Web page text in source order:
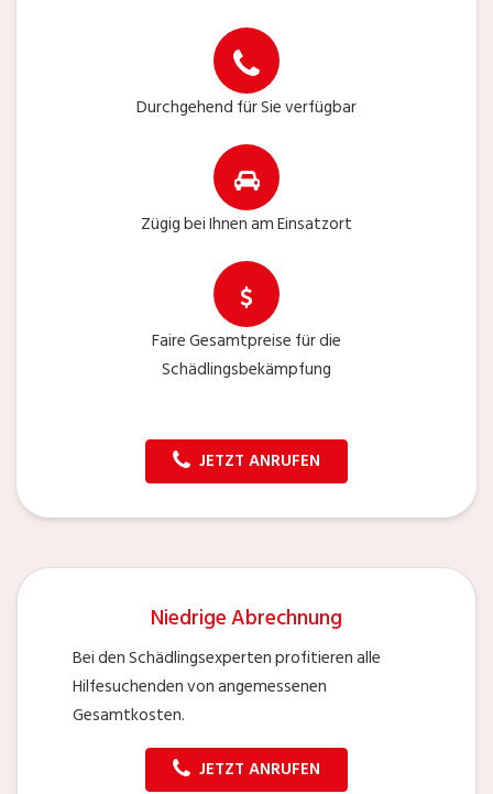
Durchgehend für Sie verfügbar
Zügig bei Ihnen am Einsatzort
Faire Gesamtpreise für die
Schädlingsbekämpfung
JETZT ANRUFEN
Niedrige Abrechnung
Bei den Schädlingsexperten profitieren alle
Hilfesuchenden von angemessenen
Gesamtkosten.
JETZT ANRUFEN